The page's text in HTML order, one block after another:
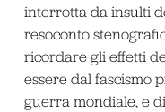
interrotta da insulti
resoconto
ricordare gli effetti
essere dal fascismo
guerra mondiale, e